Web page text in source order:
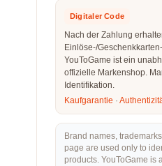
Digitaler Code
Nach der Zahlung
Einlöse-/
YouToGame ist ein
offizielle Markenshop.
Identifikation.
Kaufgarantie ·
Brand names,
page are used only to
products. YouToGame is